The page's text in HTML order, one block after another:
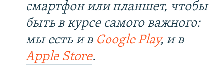
смартфон или планшет, чтобы
быть в курсе самого важного:
мы есть и в Google Play, и в
Apple Store.